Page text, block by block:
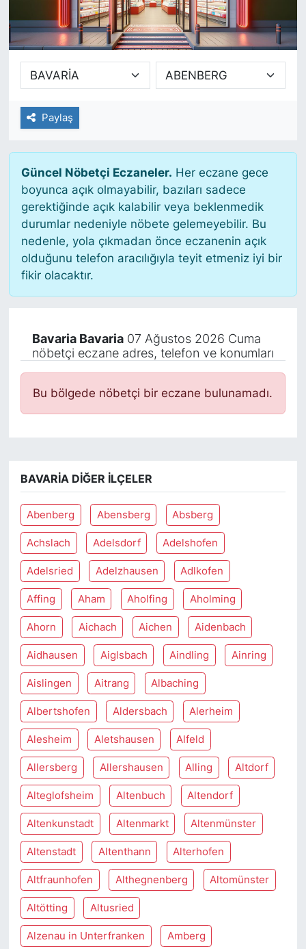
Paylaş
Güncel Nöbetçi Eczaneler. Her eczane gece
boyunca açık olmayabilir, bazıları sadece
gerektiğinde açık kalabilir veya beklenmedik
durumlar nedeniyle nöbete gelemeyebilir. Bu
nedenle, yola çıkmadan önce eczanenin açık
olduğunu telefon aracılığıyla teyit etmeniz iyi bir
fikir olacaktır.
Bavaria Bavaria07 Ağustos 2026 Cuma
nöbetçi eczane adres, telefon ve konumları
Bu bölgede nöbetçi bir eczane bulunamadı.
BAVARIA DIĞER İLÇELER
Abenberg Abensberg Absberg
Achslach Adelsdorf Adelshofen
Adelsried Adelzhausen Adlkofen
Affing Aham Aholfing Aholming
Ahorn Aichach Aichen Aidenbach
Aidhausen Aiglsbach Aindling Ainring
Aislingen Aitrang Albaching
Albertshofen Aldersbach Alerheim
Alesheim Aletshausen Alfeld
Allersberg Allershausen Alling Altdorf
Alteglofsheim Altenbuch Altendorf
Altenkunstadt Altenmarkt Altenmünster
Altenstadt Altenthann Alterhofen
Altfraunhofen Althegnenberg Altomünster
Altötting Altusried
Alzenau in Unterfranken Amberg
SİYASET
SAĞLIK